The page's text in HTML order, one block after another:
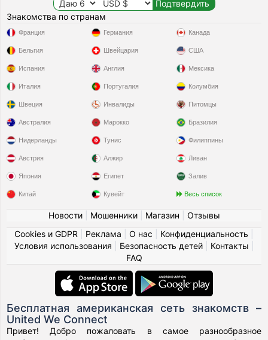
Знакомства по странам
Франция
Бельгия
Испания
Италия
Швеция
Германия
Швейцария
Англия
Португалия
Инвалиды
Канада
США
Мексика
Колумбия
Питомцы
Австралия
Нидерланды
Австрия
Япония
Китай
Марокко
Тунис
Алжир
Египет
Кувейт
Бразилия
Филиппины
Ливан
Залив
Весь список
Новости| Мошенники| Магазин
Отзывы
Cookies и GDPR
Реклама О нас Конфиденциальность
Условия использования
Безопасность детей| Контакты
FAQ
Бесплатная американская сеть знакомств –
United We Connect
Привет! Добро пожаловать в самое разнообразное